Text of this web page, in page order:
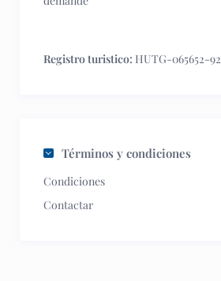
Registro turistico: HUTG-065652-92
Términos y condiciones
Condiciones
Contactar